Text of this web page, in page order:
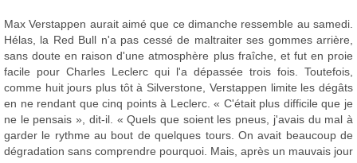
Max Verstappen aurait aimé que ce dimanche ressemble au samedi.
Hélas, la Red Bull n'a pas cessé de maltraiter ses gommes arrière,
sans doute en raison d'une atmosphère plus fraîche, et fut en proie
facile pour Charles Leclerc qui l'a dépassée trois fois. Toutefois,
comme huit jours plus tôt à Silverstone, Verstappen limite les dégâts
en ne rendant que cinq points à Leclerc. « C'était plus difficile que je
ne le pensais », dit-il. « Quels que soient les pneus, j'avais du mal à
garder le rythme au bout de quelques tours. On avait beaucoup de
dégradation sans comprendre pourquoi. Mais, après un mauvais jour